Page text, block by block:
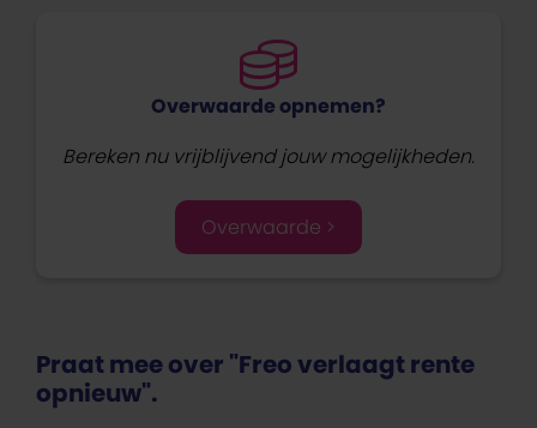
Overwaarde opnemen?
Bereken nu vrijblijvend jouw mogelijkheden.
Overwaarde >
Praat mee over "Freo verlaagt rente
opnieuw".